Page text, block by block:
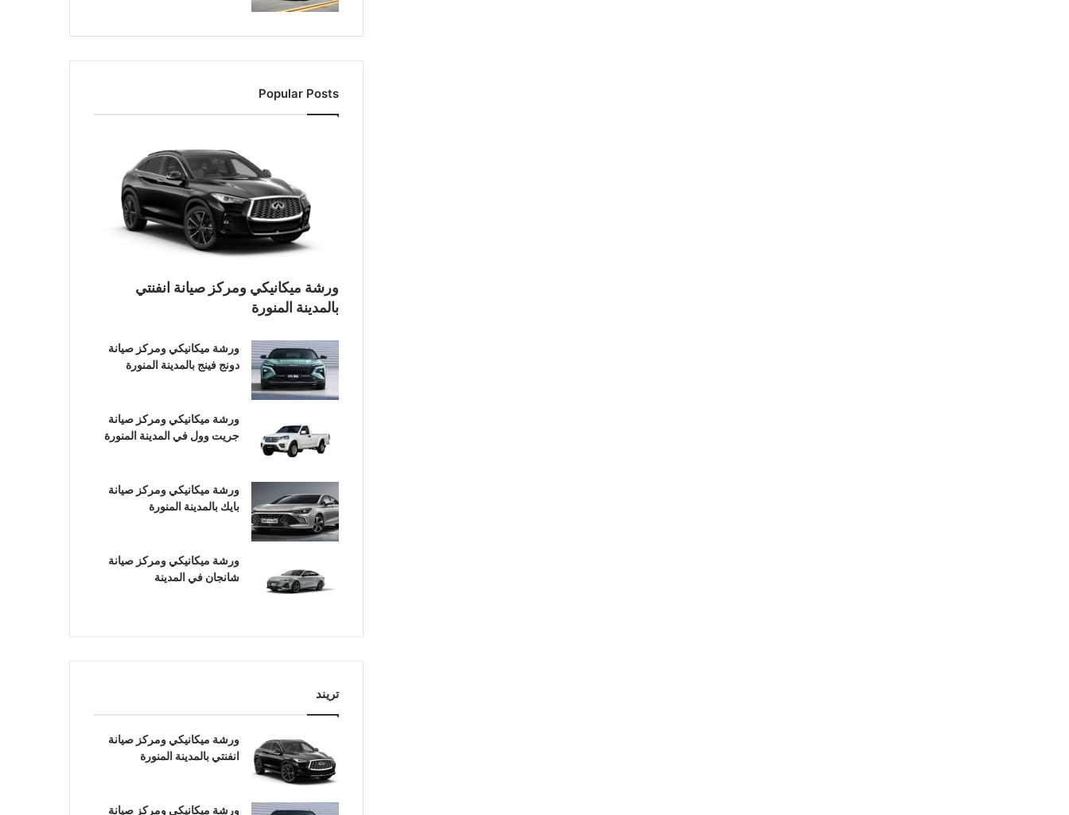
Popular Posts
ورشة ميكانيكي ومركز صيانة انفنتي
بالمدينة المنورة
ورشة ميكانيكي ومركز صيانة
دونج فينج بالمدينة المنورة
ورشة ميكانيكي ومركز صيانة
جريت وول في المدينة المنورة
ورشة ميكانيكي ومركز صيانة
بايك بالمدينة المنورة
ورشة ميكانيكي ومركز صيانة
شانجان في المدينة
تريند
ورشة ميكانيكي ومركز صيانة
انفنتي بالمدينة المنورة
ورشة ميكانيكي ومركز صيانة